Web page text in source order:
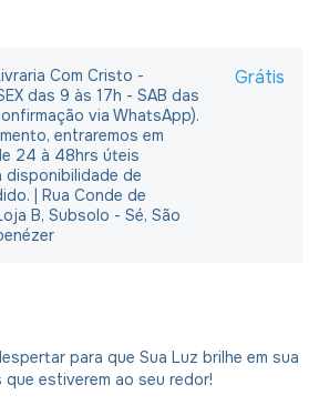
Com Cristo -
das 9 às 17h - SAB das
via WhatsApp).
entraremos em
24 à 48hrs úteis
disponibilidade de
| Rua Conde de
B, Subsolo - Sé, São
Grátis
para que Sua Luz brilhe em sua
estiverem ao seu redor!